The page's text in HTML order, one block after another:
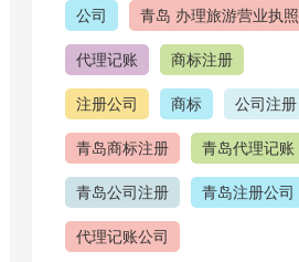
公司 青岛 办理旅游营业执照
代理记账 商标注册
注册公司 商标 公司注册
青岛商标注册 青岛代理记账
青岛公司注册 青岛注册公司
代理记账公司